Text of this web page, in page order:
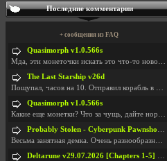
Последние комментарии
+ сообщения из FAQ
Quasimorph v1.0.566s
Мда, эти монеточки искать это что-то новое в сфере
The Last Starship v26d
Пощупал, часов на 10. Отправил корабль в другую Га
Quasimorph v1.0.566s
Какие еще монетки? Что за чущь, дайте нормально ск
Probably Stolen - Cyberpunk Pawnshop Simulator v048c [Playtest]
Весьма занятная демка. Очень разнообразные механик
Deltarune v29.07.2026 [Chapters 1-5] / + RUS [Chapters 1-5]